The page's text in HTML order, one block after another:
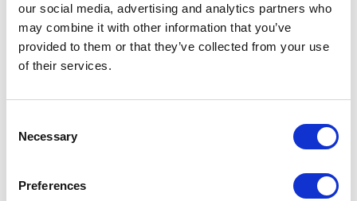
our social media, advertising and analytics partners who
may combine it with other information that you’ve
provided to them or that they’ve collected from your use
of their services.
Selection
Necessary
Preferences